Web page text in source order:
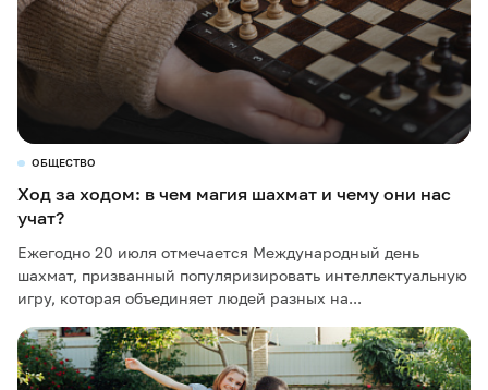
ОБЩЕСТВО
Ход за ходом: в чем магия шахмат и чему они нас
учат?
Ежегодно 20 июля отмечается Международный день
шахмат, призванный популяризировать интеллектуальную
игру, которая объединяет людей разных на...